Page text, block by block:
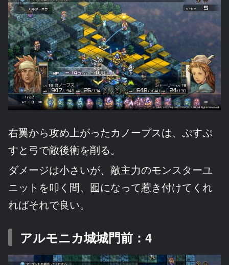
右翼から攻め上がったカノープスは、ぷすぷ
すと弓で敵後衛を削る。
ダメージは小さいが、敵主力のモンスターユ
ニットを叩く間、囮になって惹き付けてくれ
ればそれで良い。
アルモニカ城城門前：4